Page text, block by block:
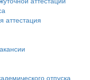
аттестация
отпуска